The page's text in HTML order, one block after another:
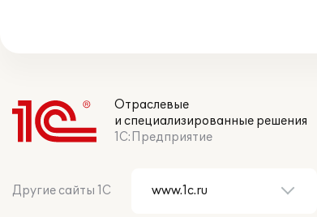
Отраслевые
и специализированные решения
1С:Предприятие
Другие сайты 1С